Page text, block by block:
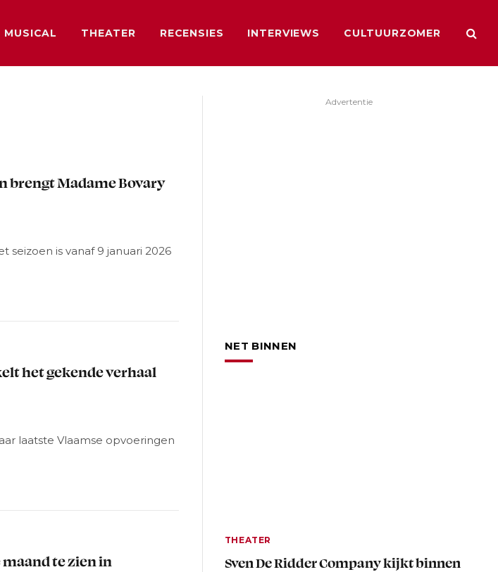
MUSICAL THEATER RECENSIES INTERVIEWS CULTUURZOMER
brengt Madame Bovary
seizoen is vanaf 9 januari 2026
het gekende verhaal
laatste Vlaamse opvoeringen
te zien in
Advertentie
NET BINNEN
THEATER
Sven De Ridder Company kijkt binnen